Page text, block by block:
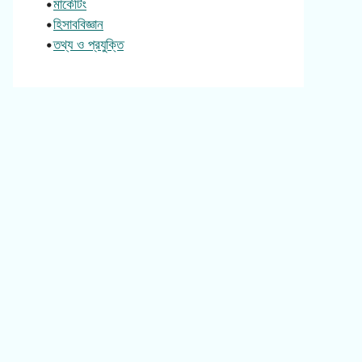
•মার্কেটিং
•হিসাববিজ্ঞান
•তথ্য ও প্রযুক্তি